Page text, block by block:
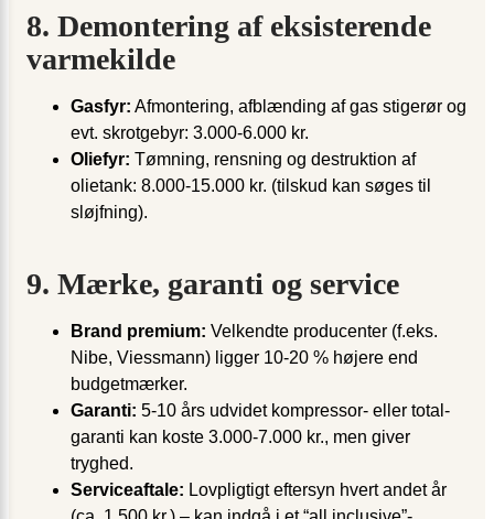
8. Demontering af eksisterende
varmekilde
Gasfyr: Afmontering, afblænding af gas stigerør og
evt. skrotgebyr: 3.000-6.000 kr.
Oliefyr: Tømning, rensning og destruktion af
olietank: 8.000-15.000 kr. (tilskud kan søges til
sløjfning).
9. Mærke, garanti og service
Brand premium: Velkendte producenter (f.eks.
Nibe, Viessmann) ligger 10-20 % højere end
budgetmærker.
Garanti: 5-10 års udvidet kompressor- eller total­
garanti kan koste 3.000-7.000 kr., men giver
tryghed.
Serviceaftale: Lovpligtigt eftersyn hvert andet år